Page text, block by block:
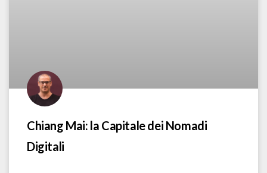
Chiang Mai: la Capitale dei Nomadi
Digitali